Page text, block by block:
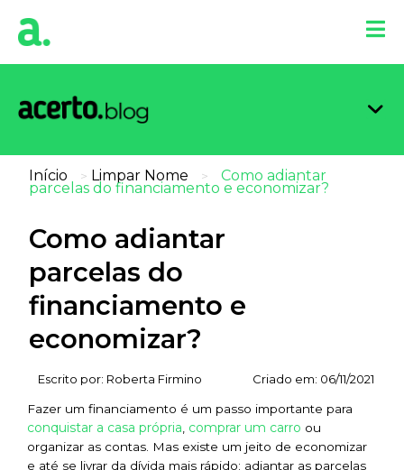
Início > Limpar Nome > Como adiantar
parcelas do financiamento e economizar?
Como adiantar
parcelas do
financiamento e
economizar?
Escrito por: Roberta Firmino Criado em: 06/11/2021
Fazer um financiamento é um passo importante para
conquistar a casa própria comprar um carro ou
organizar as contas. Mas existe um jeito de economizar
e até se livrar da dívida mais rápido: adiantar as parcelas